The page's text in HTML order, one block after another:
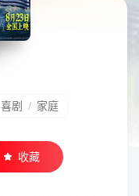
喜剧 / 家庭
收藏